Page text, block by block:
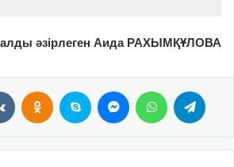
әзірлеген Аида РАХЫМҚҰЛОВА